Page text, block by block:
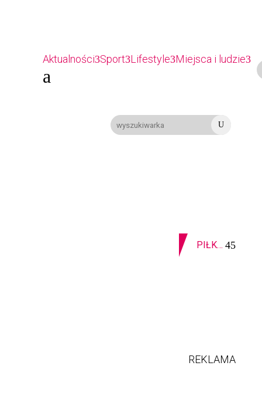
Aktualności Sport Lifestyle Miejsca i ludzie
a
U
PIŁKA RĘCZNA. Nowa bramkarka Szczypiorna. Grała w Norwegii
REKLAMA